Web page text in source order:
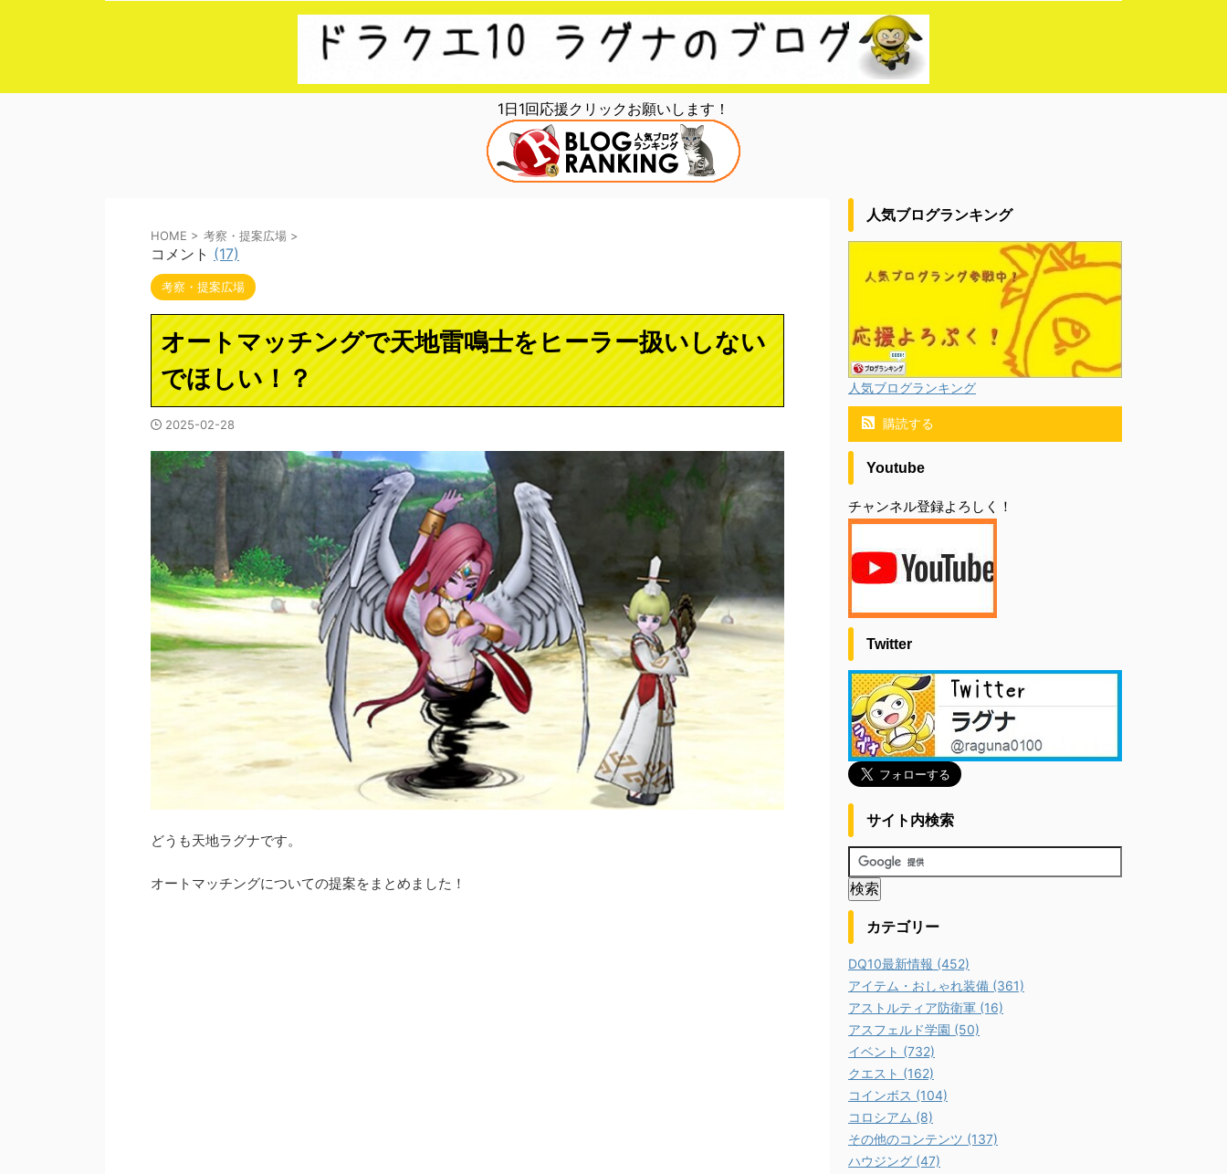
1日1回応援クリックお願いします！
HOME > 考察・提案広場 >
コメント (17)
考察・提案広場
オートマッチングで天地雷鳴士をヒーラー扱いしない
でほしい！？
2025-02-28
どうも天地ラグナです。
オートマッチングについての提案をまとめました！
人気ブログランキング
人気ブログランキング
購読する
Youtube
チャンネル登録よろしく！
Twitter
サイト内検索
カテゴリー
DQ10最新情報 (452)
アイテム・おしゃれ装備 (361)
アストルティア防衛軍 (16)
アスフェルド学園 (50)
イベント (732)
クエスト (162)
コインボス (104)
コロシアム (8)
その他のコンテンツ (137)
ハウジング (47)